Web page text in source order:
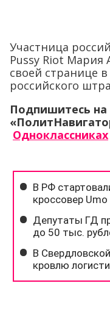
Участница
Pussy Riot Мария
своей странице
российского
Подпишитесь на
Одноклассниках